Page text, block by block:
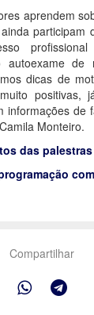
aprendem
participam
autoexame de
dicas de
positivas,
informações de
Monteiro.
das palestras
Compartilhar